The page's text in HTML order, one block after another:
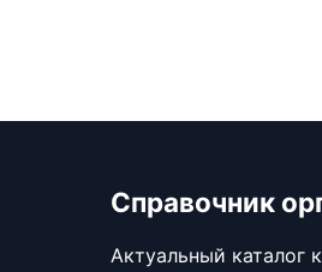
Справочник
Актуальный каталог